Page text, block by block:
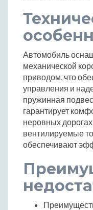
Автомобиль
механической
приводом, что
управления и
пружинная
гарантирует
неровных
вентилируемые
обеспечивают